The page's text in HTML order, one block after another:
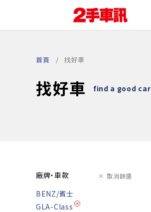
首頁 找好車
找好車 find a good car
廠牌・車款 取消篩選
BENZ/賓士
GLA-Class